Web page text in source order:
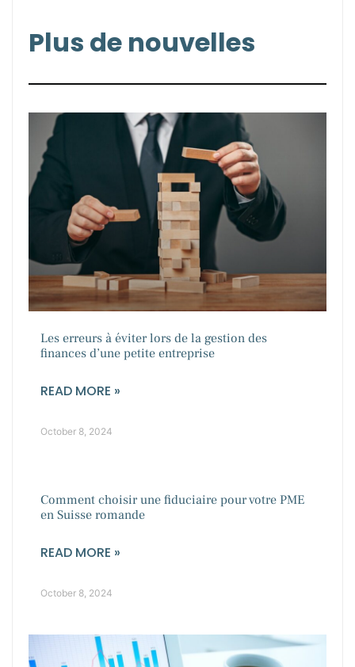
Plus de nouvelles
Les erreurs à éviter lors de la gestion des
finances d’une petite entreprise
READ MORE »
October 8, 2024
Comment choisir une fiduciaire pour votre PME
en Suisse romande
READ MORE »
October 8, 2024